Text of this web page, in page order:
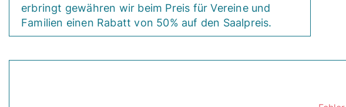
erbringt gewähren wir beim Preis für Vereine und
Familien einen Rabatt von 50% auf den Saalpreis.